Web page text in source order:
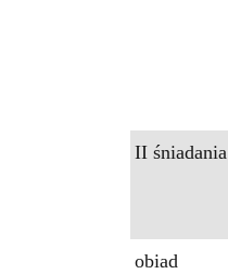
II śniadania
obiad